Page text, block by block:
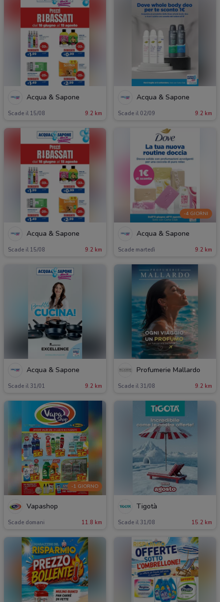
Acqua & Sapone
Scade il 15/08 9.2 km
Acqua & Sapone
Scade il 02/09 9.2 km
Acqua & Sapone
Scade il 15/08 9.2 km
-4 GIORNI
Acqua & Sapone
Scade martedì 9.2 km
Acqua & Sapone
Scade il 31/01 9.2 km
Profumerie Mallardo
Scade il 31/08 9.2 km
-1 GIORNO
Vapashop
Scade domani 11.8 km
Tigotà
Scade il 31/08 15.2 km